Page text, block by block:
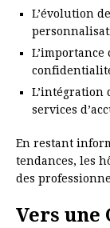
L’évolution
L’intégration
services
En restant
tendances, les
des
Vers une